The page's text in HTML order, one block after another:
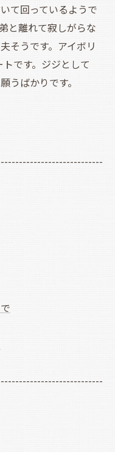
て回っているようで
と離れて寂しがらな
そうです。アイボリ
です。ジジとして
うばかりです。